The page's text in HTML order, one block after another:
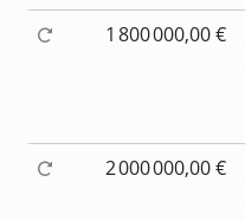
1 800 000,00 €
2 000 000,00 €